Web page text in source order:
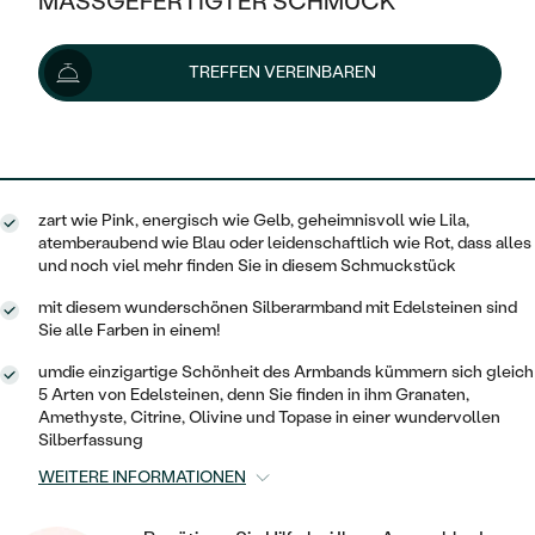
KLASSISCH
V-FORM
VINTAGE
AUSSERGEWÖHNLICHE
GEHÄMMERTE
VON HAND GRAVIERTE
MIT MEHREREN DIAMANTEN
HALO
VINTAGE
IM SET
AUSSERGEWÖHNLICH
GESTALTE EINEN RING
WÄHLE EINEN RING
AUSVERKAUF
WENN SCHMUCK HILFT
NACH TYP
OHRRINGE
ANHÄNGER / KETTEN
ARMBÄNDER
PLATIN
OHRSTECKER
CREOLEN
MINIMALISTISCHE
OHRHÄNGER
SOLITÄR
HERZ
GOLD
SILBER
NACH STYL
ZUR GEBURT EINES KINDES
PERSONALISIERT
MIT STERNZEICHEN
AUSVERKAUF
GOLD
SILBER
PLATIN
NACH STYL
MEMOIRE
MINIMALISTISCHE
TREFFEN VEREINBAREN
590 €
Lieferoptionen
zart wie Pink, energisch wie Gelb, geheimnisvoll wie Lila,
atemberaubend wie Blau oder leidenschaftlich wie Rot, dass alles
und noch viel mehr finden Sie in diesem Schmuckstück
mit diesem wunderschönen Silberarmband mit Edelsteinen sind
Sie alle Farben in einem!
umdie einzigartige Schönheit des Armbands kümmern sich gleich
5 Arten von Edelsteinen, denn Sie finden in ihm Granaten,
Amethyste, Citrine, Olivine und Topase in einer wundervollen
Silberfassung
WEITERE INFORMATIONEN